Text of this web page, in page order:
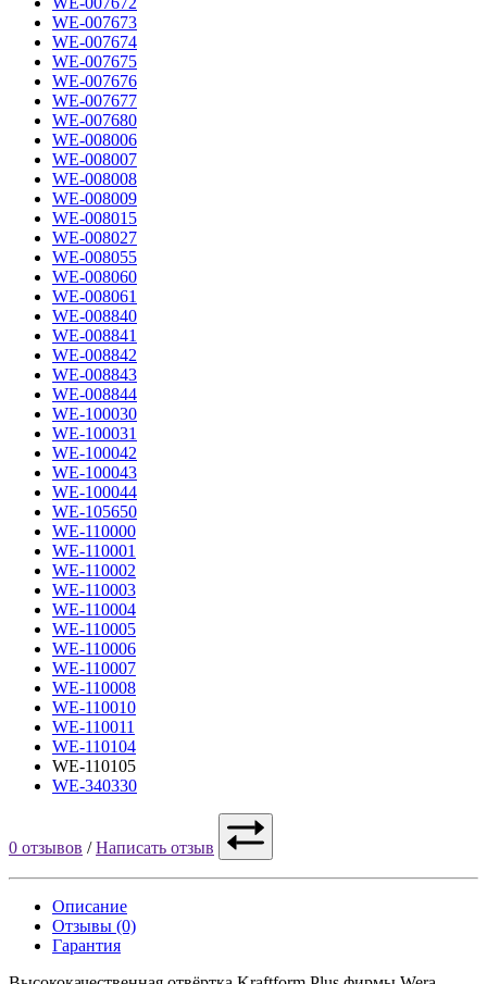
WE-007673
WE-007674
WE-007675
WE-007676
WE-007677
WE-007680
WE-008006
WE-008007
WE-008008
WE-008009
WE-008015
WE-008027
WE-008055
WE-008060
WE-008061
WE-008840
WE-008841
WE-008842
WE-008843
WE-008844
WE-100030
WE-100031
WE-100042
WE-100043
WE-100044
WE-105650
WE-110000
WE-110001
WE-110002
WE-110003
WE-110004
WE-110005
WE-110006
WE-110007
WE-110008
WE-110010
WE-110011
WE-110104
WE-110105
WE-340330
0 отзывов /Написать отзыв
Описание
Отзывы (0)
Гарантия